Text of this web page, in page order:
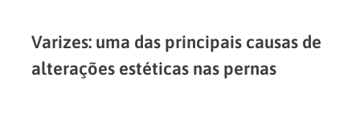
Varizes: uma das principais causas de
alterações estéticas nas pernas